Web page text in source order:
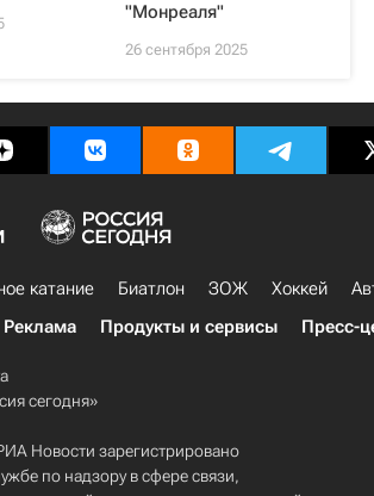
"Монреаля"
26 сентября 2025
катание Биатлон ЗОЖ Хоккей
Реклама Продукты и сервисы Пресс-
сегодня»
Новости зарегистрировано
по надзору в сфере связи,